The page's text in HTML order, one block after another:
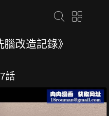
腦改造記錄》
話